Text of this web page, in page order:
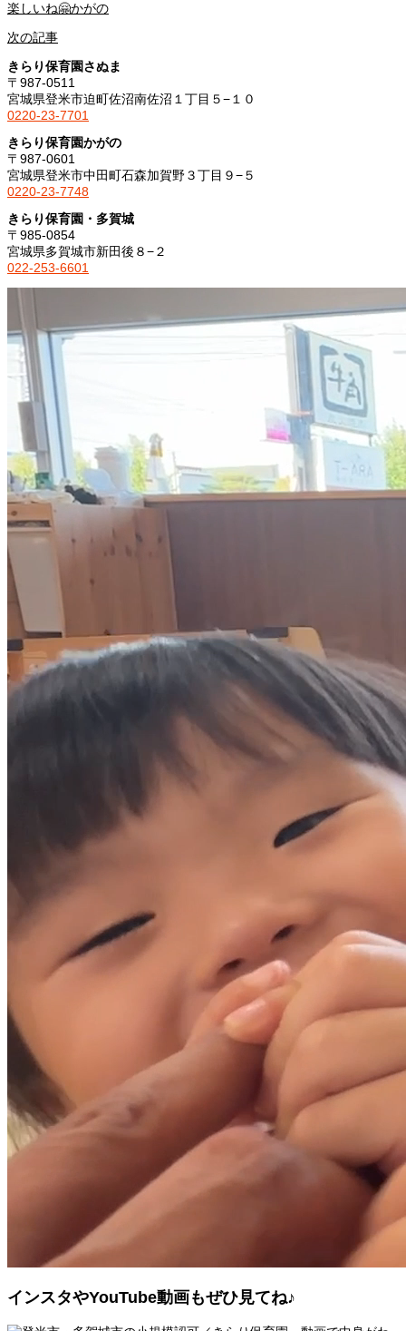
楽しいね🤗かがの
次の記事
きらり保育園さぬま
〒987-0511
宮城県登米市迫町佐沼南佐沼１丁目５−１０
0220-23-7701
きらり保育園かがの
〒987-0601
宮城県登米市中田町石森加賀野３丁目９−５
0220-23-7748
きらり保育園・多賀城
〒985-0854
宮城県多賀城市新田後８−２
022-253-6601
インスタやYouTube動画もぜひ見てね♪